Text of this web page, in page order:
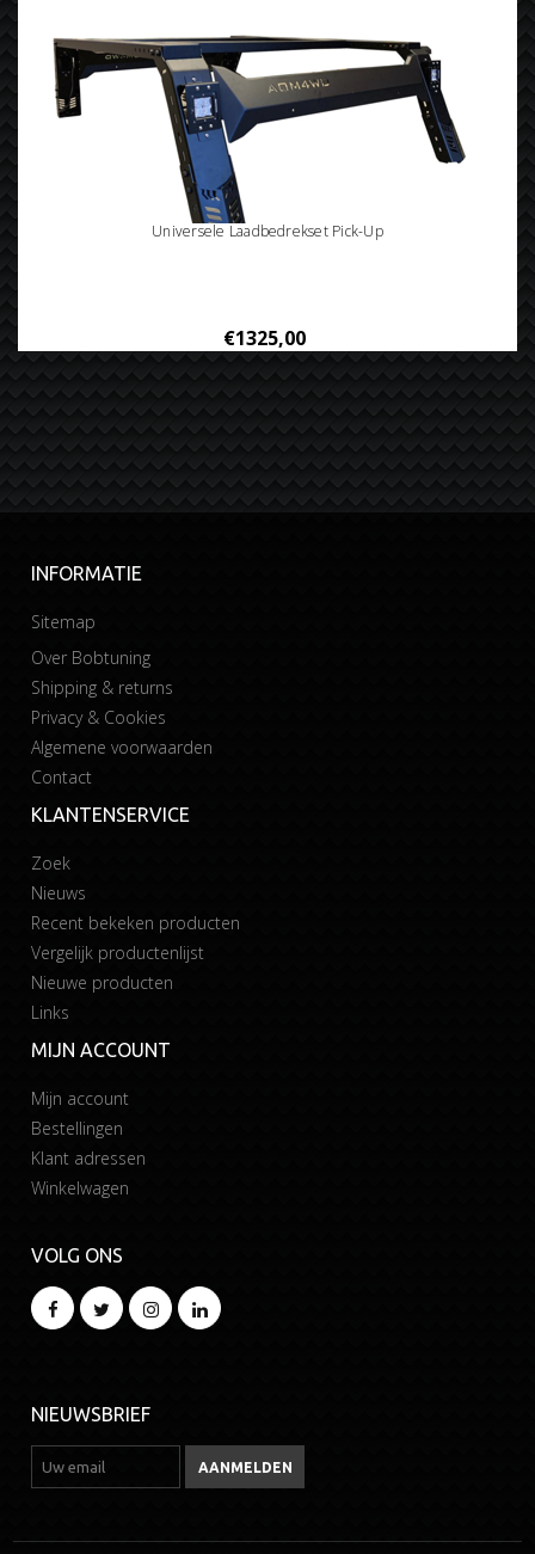
Universele Laadbedrekset Pick-Up
€1325,00
INFORMATIE
Sitemap
Over Bobtuning
Shipping & returns
Privacy & Cookies
Algemene voorwaarden
Contact
KLANTENSERVICE
Zoek
Nieuws
Recent bekeken producten
Vergelijk productenlijst
Nieuwe producten
Links
MIJN ACCOUNT
Mijn account
Bestellingen
Klant adressen
Winkelwagen
VOLG ONS
NIEUWSBRIEF